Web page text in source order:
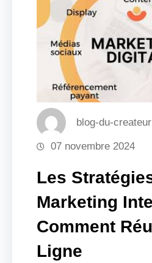
blog-du-createur
07 novembre 2024
Les
Marketing
Comment
Ligne